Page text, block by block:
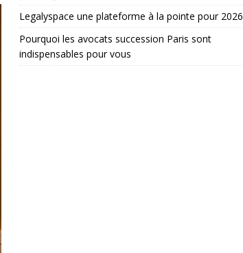
Legalyspace une plateforme à la pointe pour 2026
Pourquoi les avocats succession Paris sont
indispensables pour vous